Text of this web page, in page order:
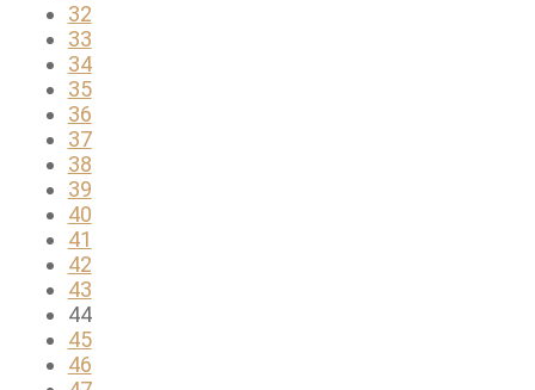
32
33
34
35
36
37
38
39
40
41
42
43
44
45
46